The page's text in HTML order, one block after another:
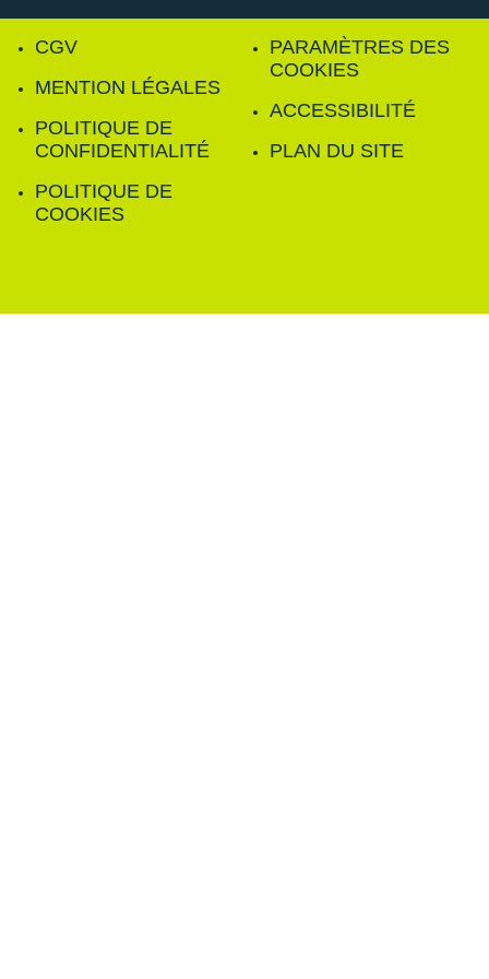
CGV
MENTION LÉGALES
POLITIQUE DE
CONFIDENTIALITÉ
POLITIQUE DE
COOKIES
PARAMÈTRES DES
COOKIES
ACCESSIBILITÉ
PLAN DU SITE